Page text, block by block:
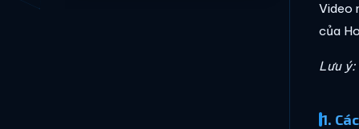
Video
của
Lưu
1.